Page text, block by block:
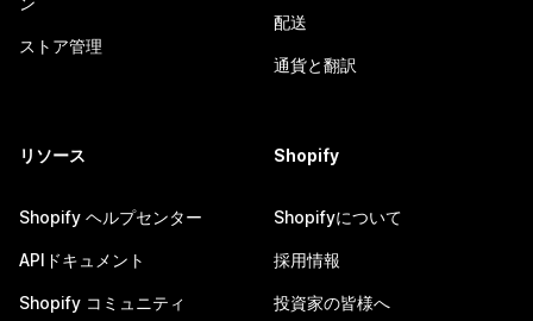
ストア管理
配送
通貨と翻訳
リソース
Shopify ヘルプセンター
APIドキュメント
Shopify コミュニティ
Shopify
Shopifyについて
採用情報
投資家の皆様へ